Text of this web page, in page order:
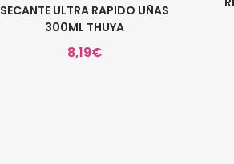
SECANTE ULTRA RAPIDO UÑAS
300ML THUYA
8,19€